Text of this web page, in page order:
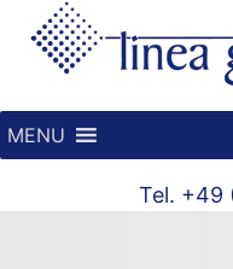
MENU
Tel. +49